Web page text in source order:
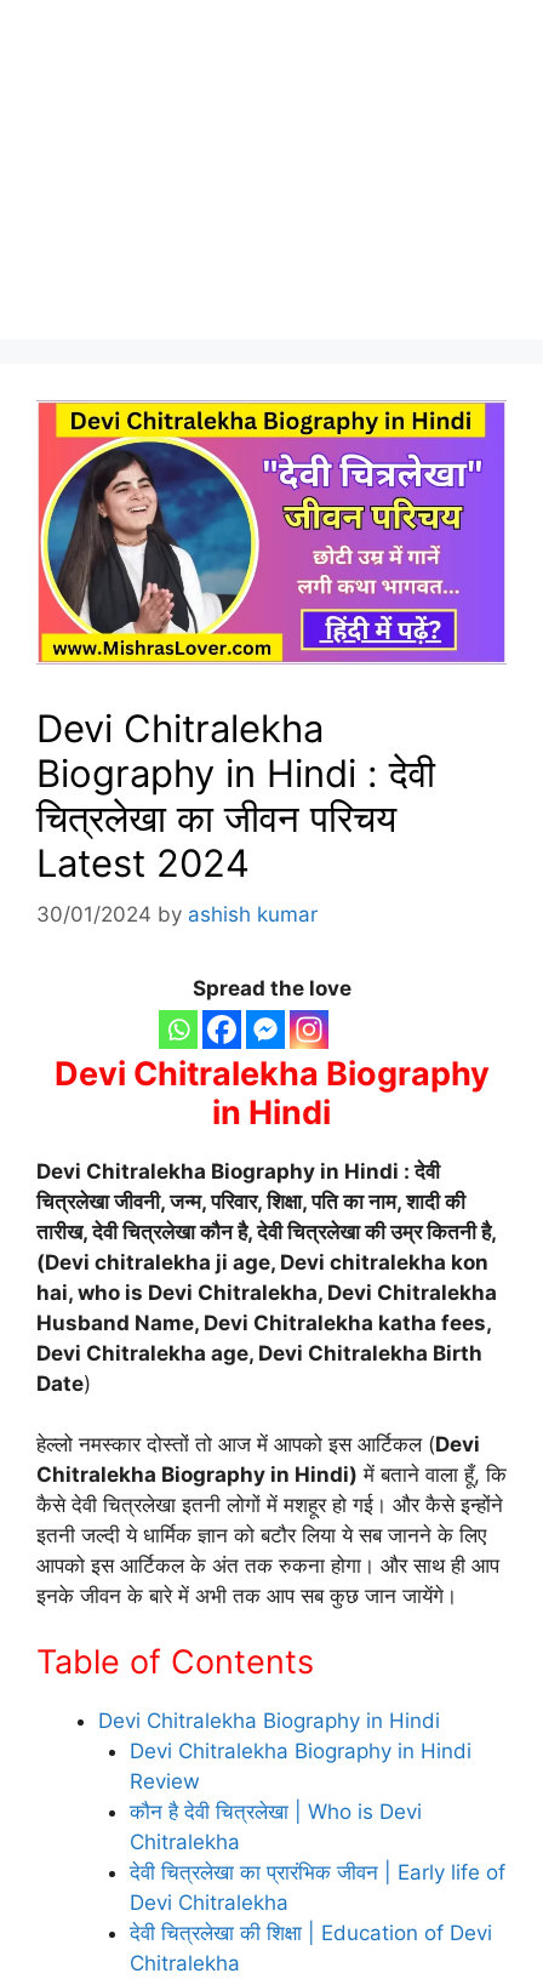
Devi Chitralekha
Biography in Hindi : देवी
चित्रलेखा का जीवन परिचय
Latest 2024
30/01/2024 by ashish kumar
Spread the love
Devi Chitralekha Biography
in Hindi
Devi Chitralekha Biography in Hindi : देवी
चित्रलेखा जीवनी, जन्म, परिवार, शिक्षा, पति का नाम, शादी की
तारीख, देवी चित्रलेखा कौन है, देवी चित्रलेखा की उम्र कितनी है,
(Devi chitralekha ji age, Devi chitralekha kon
hai, who is Devi Chitralekha, Devi Chitralekha
Husband Name, Devi Chitralekha katha fees,
Devi Chitralekha age, Devi Chitralekha Birth
Date)
हेल्लो नमस्कार दोस्तों तो आज में आपको इस आर्टिकल (Devi
Chitralekha Biography in Hindi) में बताने वाला हूँ, कि
कैसे देवी चित्रलेखा इतनी लोगों में मशहूर हो गई। और कैसे इन्होंने
इतनी जल्दी ये धार्मिक ज्ञान को बटौर लिया ये सब जानने के लिए
आपको इस आर्टिकल के अंत तक रुकना होगा। और साथ ही आप
इनके जीवन के बारे में अभी तक आप सब कुछ जान जायेंगे।
Table of Contents
Devi Chitralekha Biography in Hindi
Devi Chitralekha Biography in Hindi
Review
कौन है देवी चित्रलेखा | Who is Devi
Chitralekha
देवी चित्रलेखा का प्रारंभिक जीवन | Early life of
Devi Chitralekha
देवी चित्रलेखा की शिक्षा | Education of Devi
Chitralekha